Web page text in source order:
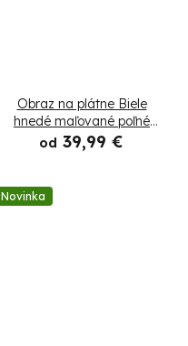
Obraz na plátne Biele
hnedé maľované poľné
kvety
od 39,99 €
Novinka